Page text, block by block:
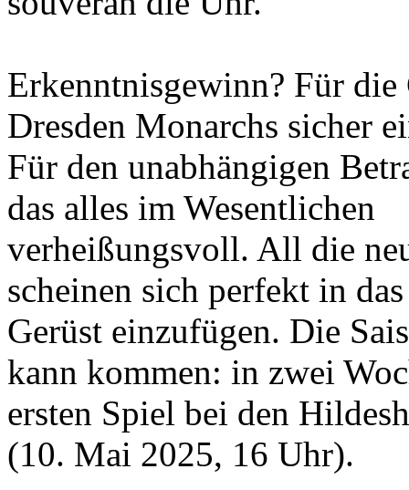
Erkenntnisgewinn? Für die
Dresden Monarchs sicher
Für den unabhängigen
das alles im Wesentlichen
verheißungsvoll. All die
scheinen sich perfekt in
Gerüst einzufügen. Die
kann kommen: in zwei
ersten Spiel bei den
(10. Mai 2025, 16 Uhr).